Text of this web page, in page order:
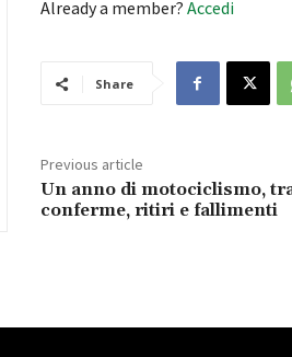
Already a member? Accedi
Share
Previous article
Un anno di motociclismo,
conferme, ritiri e fallimenti